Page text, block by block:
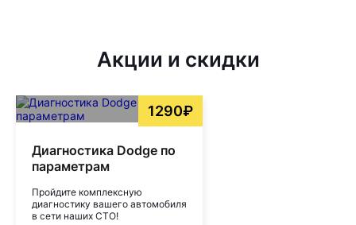
Акции и скидки
1290₽
Диагностика Dodge по
параметрам
Пройдите комплексную
диагностику вашего автомобиля
в сети наших СТО!